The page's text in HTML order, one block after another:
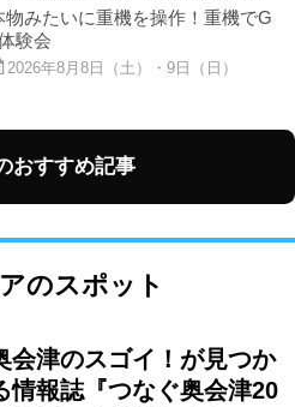
物みたいに重機を操作！重機でG
験会
2026年8月8日（土）・9日（日）
おすすめ記事
のスポット
会津のスゴイ！が見つか
情報誌『つなぐ奥会津20